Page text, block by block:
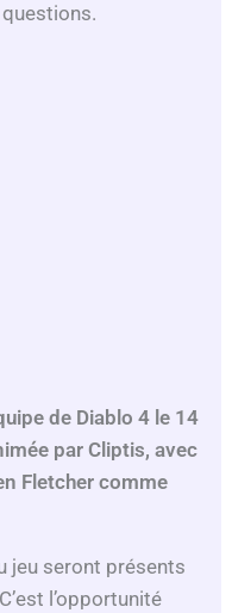
de Diablo 4 le 14
par Cliptis, avec
Fletcher comme
jeu seront présents
l’opportunité